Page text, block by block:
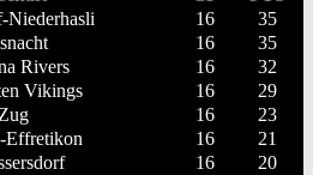
16
35
16
35
Rivers 16
32
Vikings 16
29
16
23
Effretikon 16
21
16
20